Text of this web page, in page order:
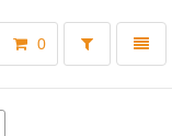
Toggle
0